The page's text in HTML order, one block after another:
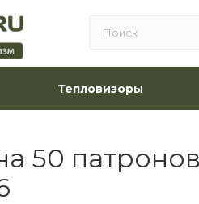
Тепловизоры
50